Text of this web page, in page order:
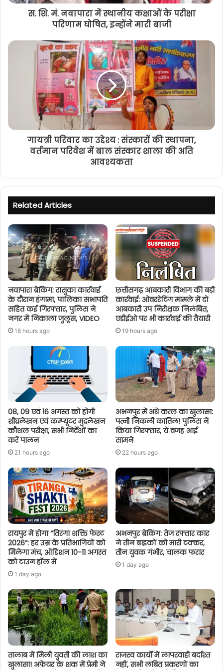
स. शि. मं. नवापारा में स्थानीय कक्षाओं के परीक्षा
परिणाम घोषित, इन्होंने मारी बाजी
गायत्री परिवार का उद्देश्य : संस्कारों की स्थापना,
वर्तमान परिवेश में बाल संस्कार शाला की अति
आवश्यकता
Related Articles
नवापारा ब्रेकिंग: रासुका कार्रवाई
के दौरान हंगामा, पालिका सभापति
सहित कई गिरफ्तार, पुलिस ने
नगर में निकाला जुलूस, VIDEO
18 hours ago
छत्तीसगढ़ आबकारी विभाग की बड़ी
कार्रवाई: ओवररेटिंग मामले में दो
आबकारी उप निरीक्षक निलंबित,
एडीईओ पर भी कार्रवाई की तैयारी
19 hours ago
08, 09 एवं 16 अगस्त को होगी
शीघ्रलेखन एवं कम्प्यूटर मुद्रलेखन
कौशल परीक्षा, सभी निर्देशों का
करें पालन
21 hours ago
अभनपुर में अंधे कत्ल का खुलासा:
पत्नी निकली कातिल! पुलिस ने
किया गिरफ्तार, ये वजह आई
सामने
22 hours ago
रायपुर में होगा “तिरंगा शक्ति फेस्ट
2026”: हर उम्र के प्रतिभागियों को
मिलेगा मंच, ऑडिशन 10-11 अगस्त
को टाउन हॉल में
1 day ago
अभनपुर ब्रेकिंग: तेज रफ्तार कार
ने तीन बाइकों को मारी टक्कर,
तीन युवक गंभीर, चालक फरार
1 day ago
तालाब में मिली युवती की लाश का
खुलासा! अफेयर के शक में प्रेमी ने
राजस्व कार्यों में लापरवाही बर्दाश्त
नहीं, सभी लंबित प्रकरणों का